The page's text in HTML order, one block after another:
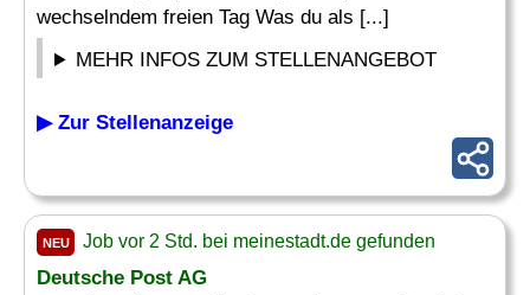
wechselndem freien Tag Was du als [...]
MEHR INFOS ZUM STELLENANGEBOT
▶ Zur Stellenanzeige
NEU Job vor 2 Std. bei meinestadt.de gefunden
Deutsche Post AG